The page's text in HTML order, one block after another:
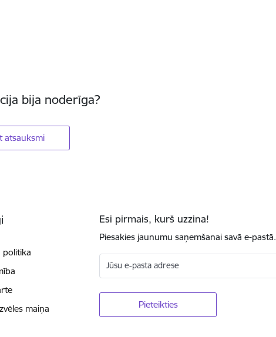
bija noderīga?
atsauksmi
politika
maiņa
Esi pirmais, kurš uzzina!
Piesakies jaunumu saņemšanai savā e-pastā.
Jūsu e-pasta adrese